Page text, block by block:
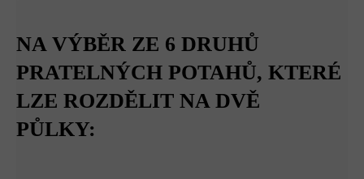
NA VÝBĚR ZE 6 DRUHŮ
PRATELNÝCH POTAHŮ, KTERÉ
LZE ROZDĚLIT NA DVĚ
PŮLKY: